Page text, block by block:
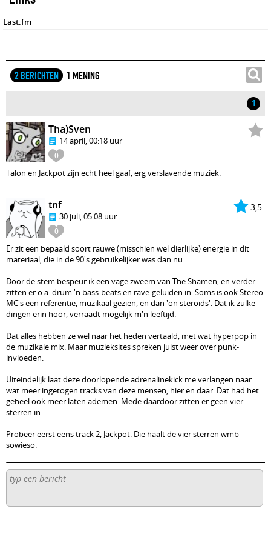
Last.fm
2 BERICHTEN 1 MENING
1
0
Tha)Sven
14 april, 00:18 uur
Talon en Jackpot zijn echt heel gaaf, erg verslavende muziek.
3,5
0
tnf
30 juli, 05:08 uur
Er zit een bepaald soort rauwe (misschien wel dierlijke) energie in dit
materiaal, die in de 90's gebruikelijker was dan nu.
Door de stem bespeur ik een vage zweem van The Shamen, en verder
zitten er o.a. drum 'n bass-beats en rave-geluiden in. Soms is ook Stereo
MC's een referentie, muzikaal gezien, en dan 'on steroids'. Dat ik zulke
dingen erin hoor, verraadt mogelijk m'n leeftijd.
Dat alles hebben ze wel naar het heden vertaald, met wat hyperpop in
de muzikale mix. Maar muzieksites spreken juist weer over punk-
invloeden.
Uiteindelijk laat deze doorlopende adrenalinekick me verlangen naar
wat meer ingetogen tracks van deze mensen, hier en daar. Dat had het
geheel ook meer laten ademen. Mede daardoor zitten er geen vier
sterren in.
Probeer eerst eens track 2, Jackpot. Die haalt de vier sterren wmb
sowieso.